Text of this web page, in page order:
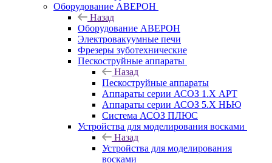
Оборудование АВЕРОН
Назад
Оборудование АВЕРОН
Электровакуумные печи
Фрезеры зуботехнические
Пескоструйные аппараты
Назад
Пескоструйные аппараты
Аппараты серии АСОЗ 1.Х АРТ
Аппараты серии АСОЗ 5.Х НЬЮ
Система АСОЗ ПЛЮС
Устройства для моделирования восками
Назад
Устройства для моделирования
восками